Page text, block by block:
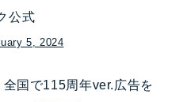
公式
5, 2024
国で115周年ver.広告を